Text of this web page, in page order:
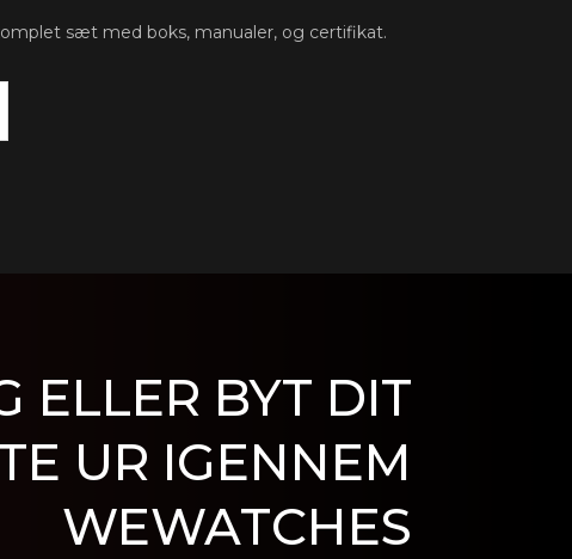
sæt med boks, manualer, og certifikat.
ELLER BYT DIT
UR IGENNEM
WEWATCHES